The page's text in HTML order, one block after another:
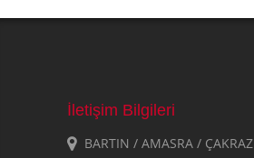
İletişim Bilgileri
BARTIN / AMASRA / ÇAKRAZ